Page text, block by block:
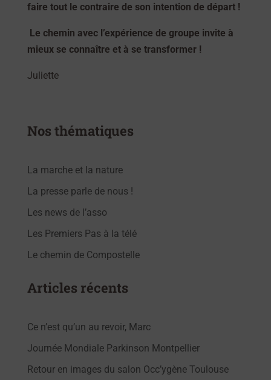
faire tout le contraire de son intention de départ !
Le chemin avec l’expérience de groupe invite à
mieux se connaître et à se transformer !
Juliette
Nos thématiques
La marche et la nature
La presse parle de nous !
Les news de l’asso
Les Premiers Pas à la télé
Le chemin de Compostelle
Articles récents
Ce n’est qu’un au revoir, Marc
Journée Mondiale Parkinson Montpellier
Retour en images du salon Occ’ygène Toulouse